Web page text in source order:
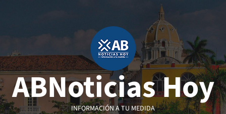
ABNoticias Hoy
INFORMACIÓN A TU MEDIDA